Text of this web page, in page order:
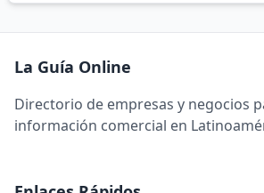
La Guía Online
Directorio de empresas y negocios
información comercial en